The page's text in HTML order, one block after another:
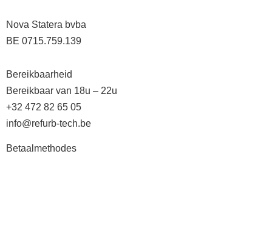
Nova Statera bvba
BE 0715.759.139
Bereikbaarheid
Bereikbaar van 18u – 22u
+32 472 82 65 05
info@refurb-tech.be
Betaalmethodes